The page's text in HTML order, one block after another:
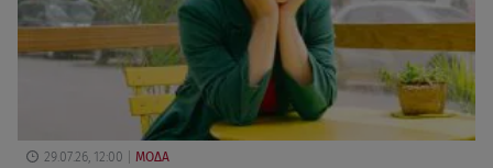
29.07.26, 12:00 ΜΟΔΑ